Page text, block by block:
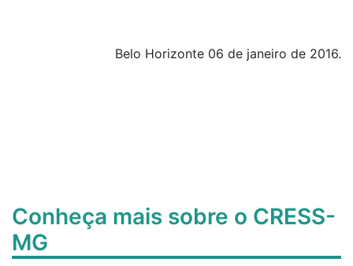
Belo Horizonte 06 de janeiro de 2016.
Conheça mais sobre o CRESS-
MG